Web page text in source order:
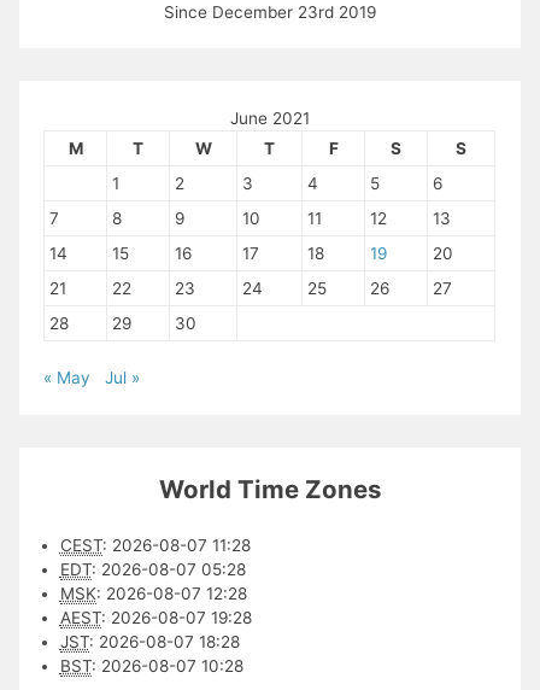
Since December 23rd 2019
June 2021
M
T W T F S
S
1
2 3 4 5
6
7
8 9 10 11 12
13
14
15 16 17 18 19
20
21
22 23 24 25 26
27
28
29 30
« May Jul »
World Time Zones
CEST: 2026-08-07 11:28
EDT: 2026-08-07 05:28
MSK: 2026-08-07 12:28
AEST: 2026-08-07 19:28
JST: 2026-08-07 18:28
BST: 2026-08-07 10:28